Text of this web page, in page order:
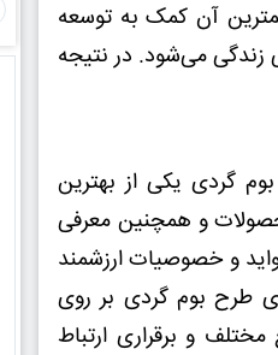
آن کمک به توسعه
زندگی می‌شود. در نتیجه
گردی یکی از بهترین
و همچنین معرفی
و خصوصیات ارزشمند
طرح بوم گردی بر روی
و برقراری ارتباط